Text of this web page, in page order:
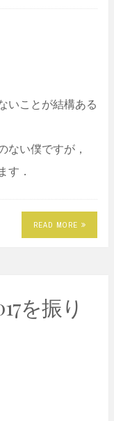
いことが結構ある
ない僕ですが，
す．
READ MORE
を振り